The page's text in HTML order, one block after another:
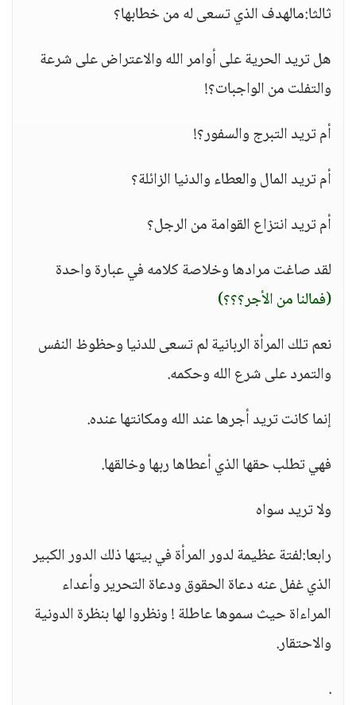
ثالثا:مالهدف الذي تسعى له من خطابها؟
هل تريد الحرية على أوامر الله والاعتراض على شرعة
والتفلت من الواجبات؟!
أم تريد التبرج والسفور؟!
أم تريد المال والعطاء والدنيا الزائلة؟
أم تريد انتزاع القوامة من الرجل؟
لقد صاغت مرادها وخلاصة كلامه في عبارة واحدة
(فمالنا من الأجر؟؟؟)
نعم تلك المرأة الربانية لم تسعى للدنيا وحظوظ النفس
والتمرد على شرع الله وحكمه.
إنما كانت تريد أجرها عند الله ومكانتها عنده.
فهي تطلب حقها الذي أعطاها ربها وخالقها.
ولا تريد سواه
رابعا:لفتة عظيمة لدور المرأة في بيتها ذلك الدور الكبير
الذي غفل عنه دعاة الحقوق ودعاة التحرير وأعداء
المراءاة حيث سموها عاطلة ! ونظروا لها بنظرة الدونية
والاحتقار.
.